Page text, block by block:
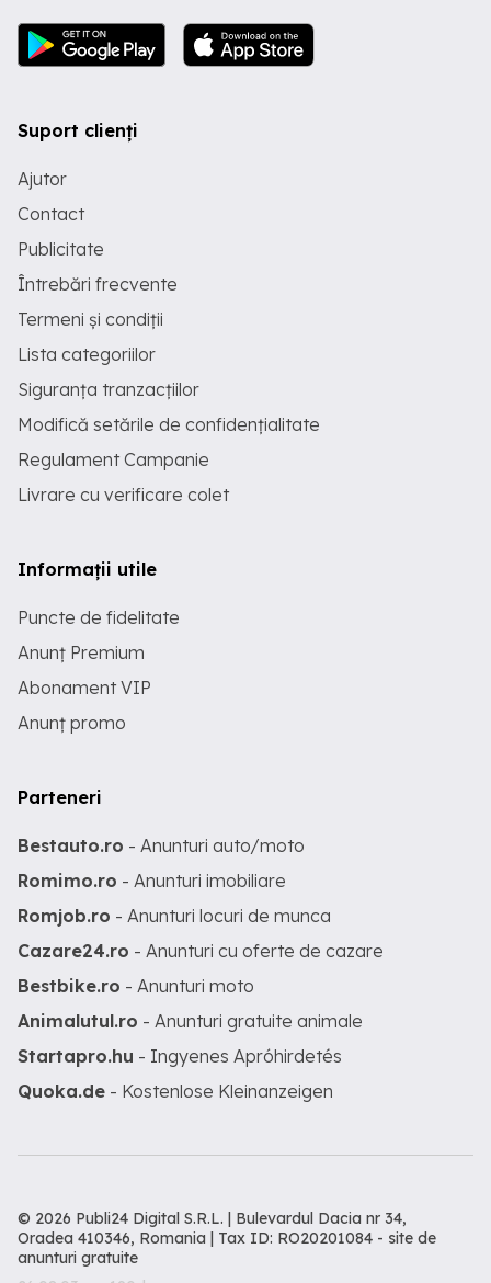
Suport clienți
Ajutor
Contact
Publicitate
Întrebări frecvente
Termeni și condiții
Lista categoriilor
Siguranța tranzacțiilor
Modifică setările de confidențialitate
Regulament Campanie
Livrare cu verificare colet
Informații utile
Puncte de fidelitate
Anunț Premium
Abonament VIP
Anunț promo
Parteneri
Bestauto.ro - Anunturi auto/moto
Romimo.ro - Anunturi imobiliare
Romjob.ro - Anunturi locuri de munca
Cazare24.ro - Anunturi cu oferte de cazare
Bestbike.ro - Anunturi moto
Animalutul.ro - Anunturi gratuite animale
Startapro.hu - Ingyenes Apróhirdetés
Quoka.de - Kostenlose Kleinanzeigen
© 2026 Publi24 Digital S.R.L. | Bulevardul Dacia nr 34,
Oradea 410346, Romania | Tax ID: RO20201084 - site de
anunturi gratuite